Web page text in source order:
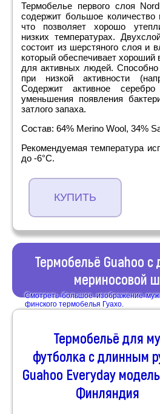
Термобелье первого слоя
содержит большое количество
что позволяет хорошо
низких температурах.
состоит из шерстяного слоя и
который обеспечивает хороший
для активных людей.
при низкой активности
Содержит активное серебро
уменьшения появления
затлого запаха.
Состав: 64% Merino Wool, 34%
Рекомендуемая температура
до -6°С.
КУПИТЬ
Термобельё Guahoo
мериносовой
Термобельё для
футболка с длинным
Guahoo Everyday
Финляндия
Смотреть большое изображение
финского термобелья Гуахо.